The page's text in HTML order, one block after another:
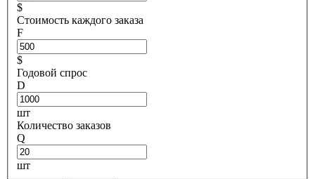
$
Стоимость каждого заказа
F
$
Годовой спрос
D
шт
Количество заказов
Q
шт